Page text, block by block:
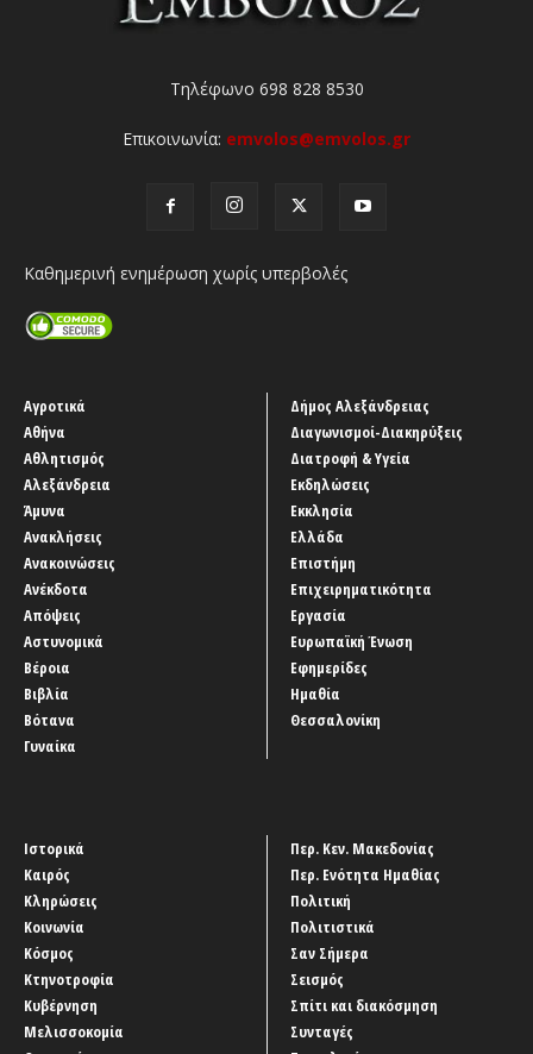
Τηλέφωνο 698 828 8530
Επικοινωνία: emvolos@emvolos.gr
Καθημερινή ενημέρωση χωρίς υπερβολές
Αγροτικά
Αθήνα
Αθλητισμός
Αλεξάνδρεια
Άμυνα
Ανακλήσεις
Ανακοινώσεις
Ανέκδοτα
Απόψεις
Αστυνομικά
Βέροια
Βιβλία
Βότανα
Γυναίκα
Δήμος Αλεξάνδρειας
Διαγωνισμοί-Διακηρύξεις
Διατροφή & Υγεία
Εκδηλώσεις
Εκκλησία
Ελλάδα
Επιστήμη
Επιχειρηματικότητα
Εργασία
Ευρωπαϊκή Ένωση
Εφημερίδες
Ημαθία
Θεσσαλονίκη
Ιστορικά
Καιρός
Κληρώσεις
Κοινωνία
Κόσμος
Κτηνοτροφία
Κυβέρνηση
Μελισσοκομία
Περ. Κεν. Μακεδονίας
Περ. Ενότητα Ημαθίας
Πολιτική
Πολιτιστικά
Σαν Σήμερα
Σεισμός
Σπίτι και διακόσμηση
Συνταγές